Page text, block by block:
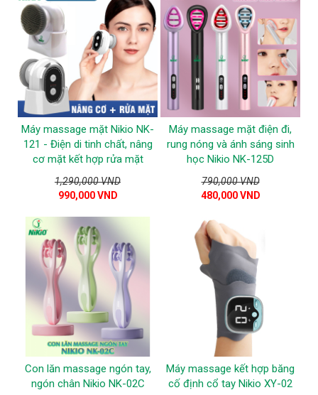
Máy massage mặt Nikio NK-
121 - Điện di tinh chất, nâng
cơ mặt kết hợp rửa mặt
1,290,000 VND
990,000 VND
Máy massage mặt điện đi,
rung nóng và ánh sáng sinh
học Nikio NK-125D
790,000 VND
480,000 VND
Con lăn massage ngón tay,
ngón chân Nikio NK-02C
Máy massage kết hợp băng
cố định cổ tay Nikio XY-02